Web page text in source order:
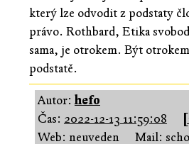
který lze odvodit z podstaty
právo. Rothbard, Etika
sama, je otrokem. Být
podstatě.
Autor:hefo
Čas: 2022-12-13 11:59:08
Web: neuveden
Mail: